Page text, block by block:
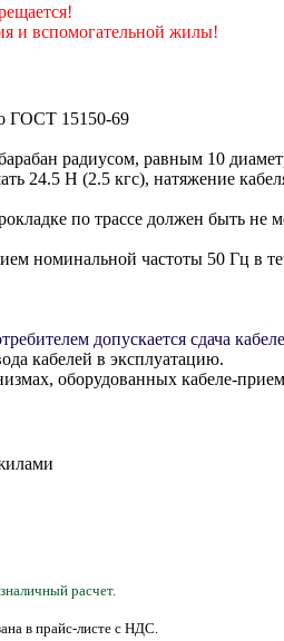
и вспомогательной жилы!
ГОСТ 15150-69
радиусом, равным 10
24.5 Н (2.5 кгс), натяжение
по трассе должен быть
номинальной частоты 50 Гц в
допускается сдача
кабелей в эксплуатацию.
оборудованных кабеле-
расчет.
в прайс-листе с НДС.